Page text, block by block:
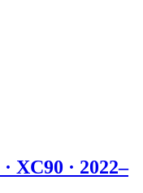
XC90 · 2022–